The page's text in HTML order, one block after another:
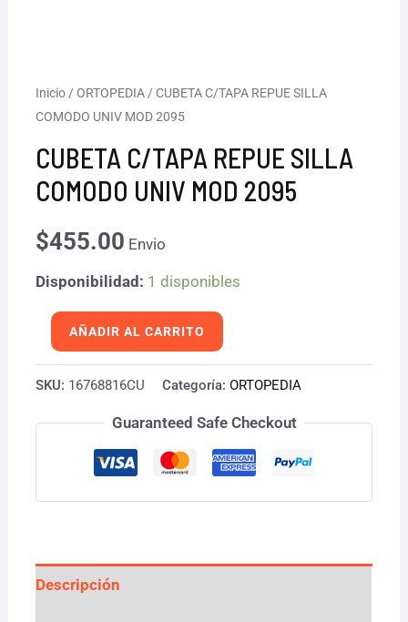
Inicio/ORTOPEDIA/ CUBETA C/TAPA REPUE SILLA
COMODO UNIV MOD 2095
CUBETA C/TAPA REPUE SILLA
COMODO UNIV MOD 2095
$455.00 Envio
Disponibilidad: 1 disponibles
CUBETA
C/TAPA
REPUE
SILLA
COMODO
UNIV
2095
cantidad
AÑADIR AL CARRITO
SKU: 16768816CU Categoría:ORTOPEDIA
Guaranteed Safe Checkout
Descripción